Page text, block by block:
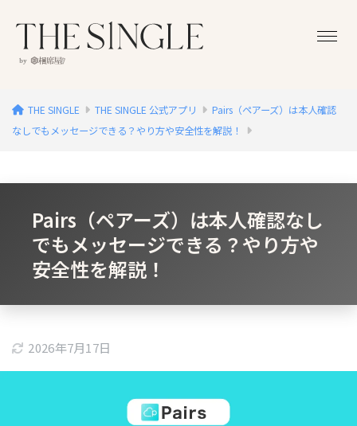
THE SINGLE THE SINGLE 公式アプリ
Pairs（ペアーズ）は本人確認
なしでもメッセージできる？やり方や安全性を解説！
Pairs（ペアーズ）は本人確認なし
でもメッセージできる？やり方や
安全性を解説！
2026年7月17日